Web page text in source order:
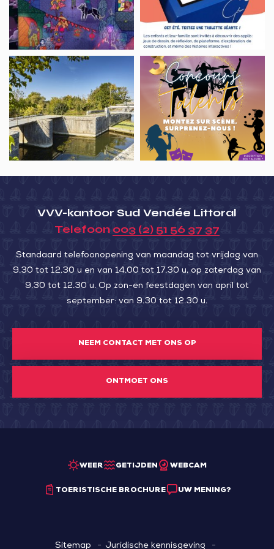
Birds
tablette
géante
tout
l’été
Visite
du
Gouffre
de
l’Ile
d’Elle
CONCOURS
TALENTS
VVV-kantoor Sud Vendée Littoral
Telefoon 003 (2) 51 56 37 37
Standaard telefoonopening van maandag tot vrijdag van
9.30 tot 12.30 u en van 14.00 tot 17.30 u, op zaterdag van
9.30 tot 12.30 u. Op zon-en feestdagen van april tot
september: van 9.30 tot 12.30 u.
NEEM CONTACT MET ONS OP
ONTMOET ONS
WEER GETIJDEN WEBCAM
TOERISTISCHE BROCHURE UW MENING?
Sitemap Juridische kennisgeving